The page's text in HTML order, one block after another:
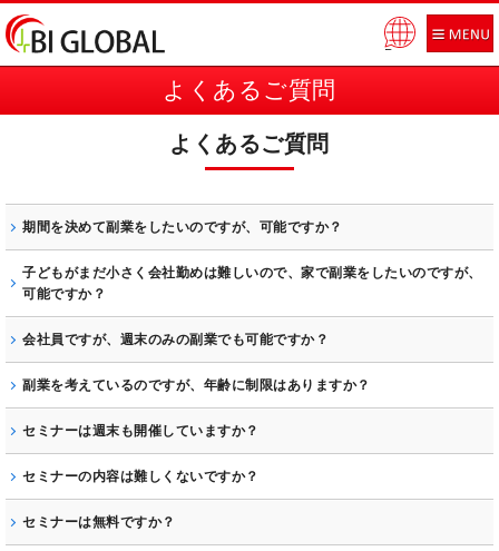
Pow
よくあるご質問
よくあるご質問
期間を決めて副業をしたいのですが、可能ですか？
はい、可能です。
詳しくは大阪で副業をサポートする当社にお問い合わせください。
子どもがまだ小さく会社勤めは難しいので、家で副業をしたいのですが、
可能ですか？
はい、可能です。
会社員ですが、週末のみの副業でも可能ですか？
はい、可能です。
副業を考えているのですが、年齢に制限はありますか？
いいえ、制限はございません。
年齢・性別・職歴問わず、どなたでもご参加いただけます。
セミナーは週末も開催していますか？
はい、週末も開催しております。
大阪で副業を支援する当社では、同じ内容で平日と週末の2回にわたっ
てセミナーを行っておりますので、ご都合に合わせてご参加くださ
セミナーの内容は難しくないですか？
大阪で副業をサポートする当社のセミナーは、初心者の方でもわかり
やすいものになっており、どなたでもご参加いただけます。
セミナーは無料ですか？